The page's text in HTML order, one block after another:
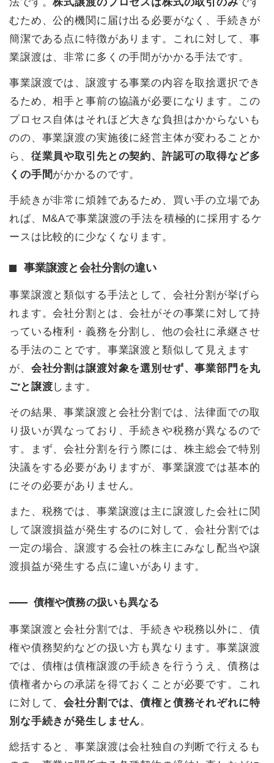
むため、公的機関に届け出る必要がなく、手続きが
簡潔である点に特徴があります。これに対して、事
業譲渡は、非常に多くの手間がかかる手法です。
事業譲渡では、譲渡する事業の内容を取捨選択でき
るため、相手と事前の協議が必要になります。この
プロセス自体はそれほど大きな負担はかからないも
のの、事業譲渡の実施後に経営主体が変わることか
ら、 従業員や取引先との契約、許認可の取得など多
くの手間がかかるのです。
手続きが非常に煩雑であるため、買い手の立場であ
れば、M&Aで事業譲渡の手法を積極的に採用するケ
ースは比較的に少なくなります。
事業譲渡と会社分割の違い
事業譲渡と類似する手法として、会社分割が挙げら
れます。会社分割とは、会社がその事業に対して持
っている権利・義務を分割し、他の会社に承継させ
る手法のことです。事業譲渡と類似して見えます
が、 会社分割は譲渡対象を選別せず、事業部門を丸
ごと譲渡します。
その結果、事業譲渡と会社分割では、法律面での取
り扱いが異なっており、手続きや税務が異なるので
す。まず、会社分割を行う際には、株主総会で特別
決議をする必要がありますが、事業譲渡では基本的
にその必要がありません。
また、税務では、事業譲渡は主に譲渡した会社に関
して譲渡損益が発生するのに対して、会社分割では
一定の場合、譲渡する会社の株主にみなし配当や譲
渡損益が発生する点に違いがあります。
債権や債務の扱いも異なる
事業譲渡と会社分割では、手続きや税務以外に、債
権や債務契約などの扱い方も異なります。事業譲渡
では、債権は債権譲渡の手続きを行ううえ、債務は
債権者からの承諾を得ておくことが必要です。これ
に対して、会社分割では、債権と債務それぞれに特
別な手続きが発生しません。
総括すると、事業譲渡は会社独自の判断で行えるも